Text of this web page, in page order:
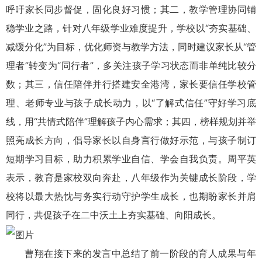
呼吁家长同步督促，固化良好习惯；其二，教学管理协同铺
稳学业之路，针对八年级学业难度提升，学校以“夯实基础、
减缓分化”为目标，优化师资与教学方法，同时建议家长从“管
理者”转变为“同行者”，多关注孩子学习状态而非单纯比较分
数；其三，信任陪伴并行搭建安全港湾，家长要信任学校管
理、老师专业与孩子成长动力，以“了解式信任”守好学习底
线，用“共情式陪伴”理解孩子内心需求；其四，榜样规划并举
照亮成长方向，倡导家长以自身言行做好示范，与孩子制订
短期学习目标，助力积累学业自信、学会自我负责。周平英
表示，教育是家校双向奔赴，八年级作为关键成长阶段，学
校将以最大热忱与务实行动守护学生成长，也期盼家长并肩
同行，共促孩子在二中沃土上夯实基础、向阳成长。
曹翔在接下来的发言中总结了前一阶段的育人成果与年